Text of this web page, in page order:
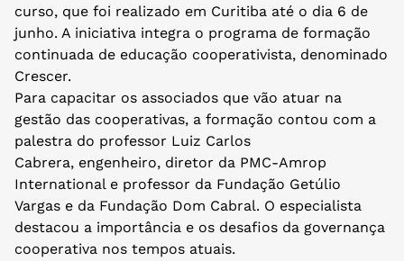
curso, que foi realizado em Curitiba até o dia 6 de
junho. A iniciativa integra o programa de formação
continuada de educação cooperativista, denominado
Crescer.
Para capacitar os associados que vão atuar na
gestão das cooperativas, a formação contou com a
palestra do professor Luiz Carlos
Cabrera, engenheiro, diretor da PMC-Amrop
International e professor da Fundação Getúlio
Vargas e da Fundação Dom Cabral. O especialista
destacou a importância e os desafios da governança
cooperativa nos tempos atuais.